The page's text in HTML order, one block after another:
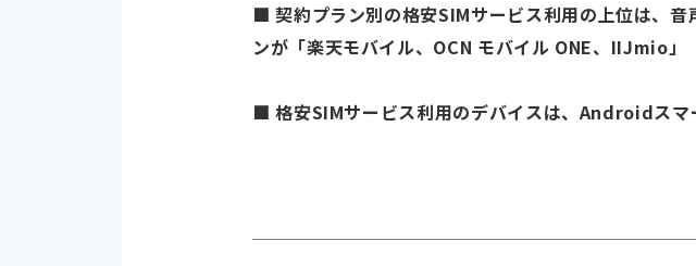
■ 契約プラン別の格安SIMサービス利用の上位は、
ンが「楽天モバイル、OCN モバイル ONE、IIJmio」
■ 格安SIMサービス利用のデバイスは、Androidス